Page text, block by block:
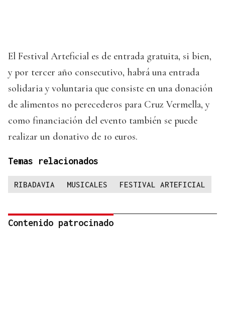
El Festival Arteficial es de entrada gratuita, si bien,
y por tercer año consecutivo, habrá una entrada
solidaria y voluntaria que consiste en una donación
de alimentos no perecederos para Cruz Vermella, y
como financiación del evento también se puede
realizar un donativo de 10 euros.
Temas relacionados
RIBADAVIA MUSICALES FESTIVAL ARTEFICIAL
Contenido patrocinado